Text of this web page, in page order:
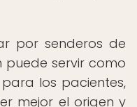
por senderos de
servir como
los pacientes,
mejor el origen y